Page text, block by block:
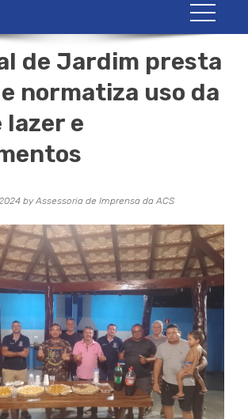
de Jardim presta
normatiza uso da
lazer e
byAssessoria de Imprensa da ACS